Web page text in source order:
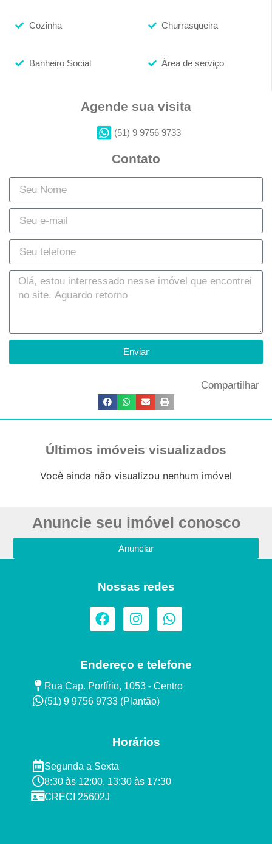
Cozinha Churrasqueira
Banheiro Social Área de serviço
Agende sua visita
(51) 9 9756 9733
Contato
Enviar
Compartilhar
Últimos imóveis visualizados
Você ainda não visualizou nenhum imóvel
Anuncie seu imóvel conosco
Anunciar
Nossas redes
Endereço e telefone
Rua Cap. Porfírio, 1053 - Centro
(51) 9 9756 9733 (Plantão)​
Horários
Segunda a Sexta ​
8:30 às 12:00, 13:30 às 17:30​​
CRECI 25602J​